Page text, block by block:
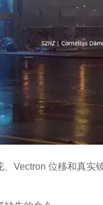
Vectron 位移和真实